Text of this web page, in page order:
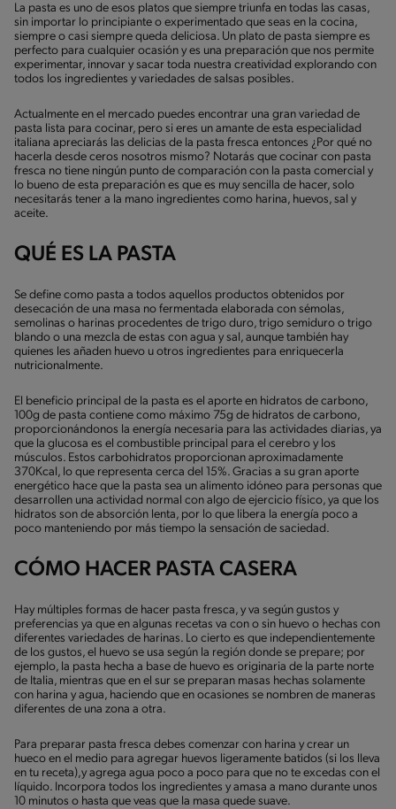
La pasta es uno de esos platos que siempre triunfa en todas las casas,
sin importar lo principiante o experimentado que seas en la cocina,
siempre o casi siempre queda deliciosa. Un plato de pasta siempre es
perfecto para cualquier ocasión y es una preparación que nos permite
experimentar, innovar y sacar toda nuestra creatividad explorando con
todos los ingredientes y variedades de salsas posibles.
Actualmente en el mercado puedes encontrar una gran variedad de
pasta lista para cocinar, pero si eres un amante de esta especialidad
italiana apreciarás las delicias de la pasta fresca entonces ¿Por qué no
hacerla desde ceros nosotros mismo? Notarás que cocinar con pasta
fresca no tiene ningún punto de comparación con la pasta comercial y
lo bueno de esta preparación es que es muy sencilla de hacer, solo
necesitarás tener a la mano ingredientes como harina, huevos, sal y
aceite.
QUÉ ES LA PASTA
Se define como pasta a todos aquellos productos obtenidos por
desecación de una masa no fermentada elaborada con sémolas,
semolinas o harinas procedentes de trigo duro, trigo semiduro o trigo
blando o una mezcla de estas con agua y sal, aunque también hay
quienes les añaden huevo u otros ingredientes para enriquecerla
nutricionalmente.
El beneficio principal de la pasta es el aporte en hidratos de carbono,
100g de pasta contiene como máximo 75g de hidratos de carbono,
proporcionándonos la energía necesaria para las actividades diarias, ya
que la glucosa es el combustible principal para el cerebro y los
músculos. Estos carbohidratos proporcionan aproximadamente
370Kcal, lo que representa cerca del 15%. Gracias a su gran aporte
energético hace que la pasta sea un alimento idóneo para personas que
desarrollen una actividad normal con algo de ejercicio físico, ya que los
hidratos son de absorción lenta, por lo que libera la energía poco a
poco manteniendo por más tiempo la sensación de saciedad.
CÓMO HACER PASTA CASERA
Hay múltiples formas de hacer pasta fresca, y va según gustos y
preferencias ya que en algunas recetas va con o sin huevo o hechas con
diferentes variedades de harinas. Lo cierto es que independientemente
de los gustos, el huevo se usa según la región donde se prepare; por
ejemplo, la pasta hecha a base de huevo es originaria de la parte norte
de Italia, mientras que en el sur se preparan masas hechas solamente
con harina y agua, haciendo que en ocasiones se nombren de maneras
diferentes de una zona a otra.
Para preparar pasta fresca debes comenzar con harina y crear un
hueco en el medio para agregar huevos ligeramente batidos (si los lleva
en tu receta),y agrega agua poco a poco para que no te excedas con el
líquido. Incorpora todos los ingredientes y amasa a mano durante unos
10 minutos o hasta que veas que la masa quede suave.